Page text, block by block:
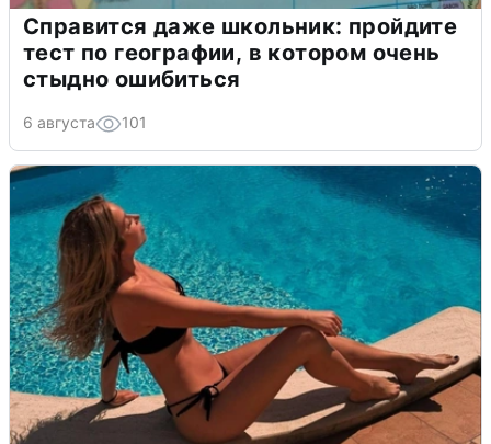
Справится даже школьник: пройдите
тест по географии, в котором очень
стыдно ошибиться
6 августа 101